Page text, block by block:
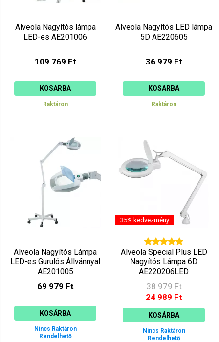
Alveola Nagyítós lámpa
LED-es AE201006
109 769 Ft
KOSÁRBA
Raktáron
Alveola Nagyítós LED lámpa
5D AE220605
36 979 Ft
KOSÁRBA
Raktáron
Alveola Nagyítós Lámpa
LED-es Gurulós Állvánnyal
AE201005
69 979 Ft
KOSÁRBA
Nincs Raktáron
Rendelhető
35% kedvezmény
Alveola Special Plus LED
Nagyítós Lámpa 6D
AE220206LED
38 979 Ft
24 989 Ft
KOSÁRBA
Nincs Raktáron
Rendelhető